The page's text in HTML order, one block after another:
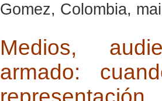
Gomez, Colombia,
Medios,
armado: